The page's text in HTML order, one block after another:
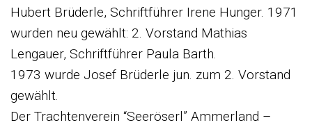
Hubert Brüderle, Schriftführer Irene Hunger. 1971
wurden neu gewählt: 2. Vorstand Mathias
Lengauer, Schriftführer Paula Barth.
1973 wurde Josef Brüderle jun. zum 2. Vorstand
gewählt.
Der Trachtenverein “Seeröserl” Ammerland –